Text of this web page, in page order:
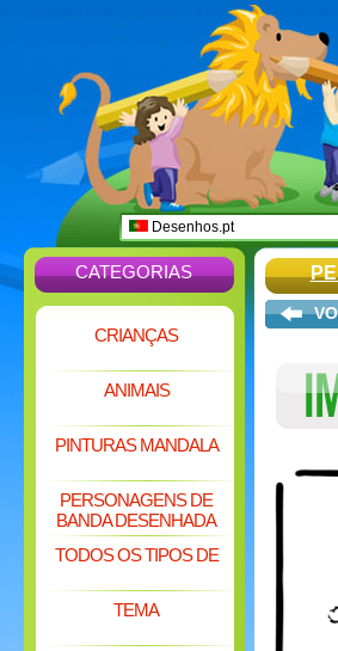
Desenhos.pt
CATEGORIAS
CRIANÇAS
ANIMAIS
PINTURAS MANDALA
PERSONAGENS DE
BANDA DESENHADA
TODOS OS TIPOS DE
TEMA